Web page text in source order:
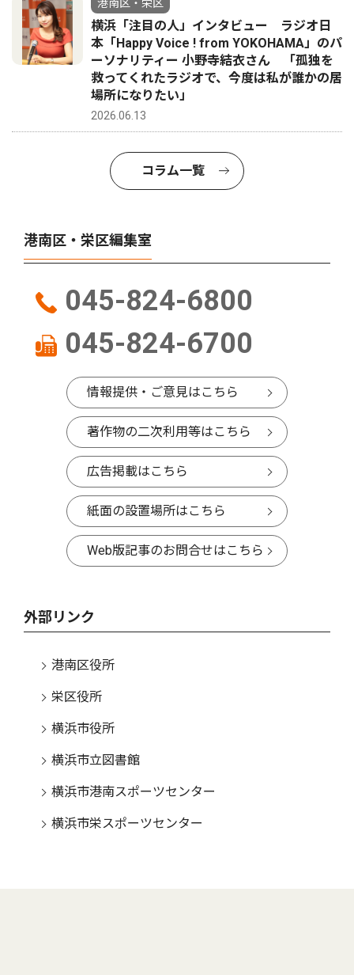
港南区・栄区
横浜「注目の人」インタビュー ラジオ日
本「Happy Voice ! from YOKOHAMA」のパ
ーソナリティー 小野寺結衣さん 「孤独を
救ってくれたラジオで、今度は私が誰かの居
場所になりたい」
2026.06.13
コラム一覧
港南区・栄区編集室
045-824-6800
045-824-6700
情報提供・ご意見はこちら
著作物の二次利用等はこちら
広告掲載はこちら
紙面の設置場所はこちら
Web版記事のお問合せはこちら
外部リンク
港南区役所
栄区役所
横浜市役所
横浜市立図書館
横浜市港南スポーツセンター
横浜市栄スポーツセンター